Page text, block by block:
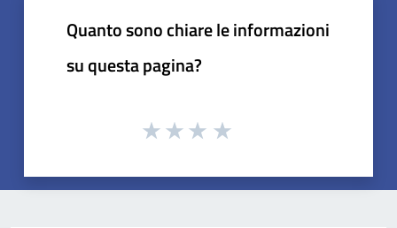
Quanto sono chiare le informazioni
su questa pagina?